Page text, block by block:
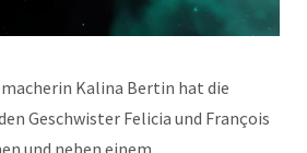
Kalina Bertin hat die
Geschwister Felicia und François
und neben einem